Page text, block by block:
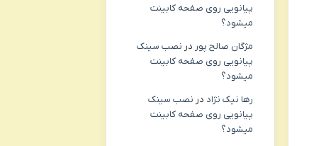
پیانویی روی صفحه کابینت
میشود؟
مژگان صالح پور در نصب سینک
پیانویی روی صفحه کابینت
میشود؟
رها نیک نژاد در نصب سینک
پیانویی روی صفحه کابینت
میشود؟